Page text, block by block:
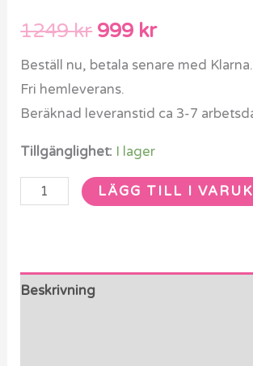
1249kr 999 kr
Beställ nu, betala senare med Klarna.
Fri hemleverans.
Beräknad leveranstid ca 3-7
Tillgänglighet: I lager
LÄGG TILL I
Beskrivning